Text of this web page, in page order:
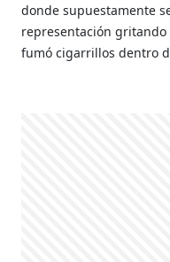
donde supuestamente
representación gritando
fumó cigarrillos dentro